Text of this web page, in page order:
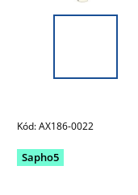
Kód:AX186-0022
Sapho5